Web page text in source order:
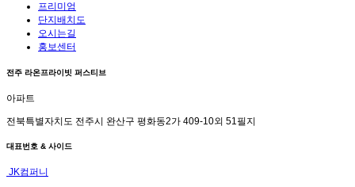
프리미엄
단지배치도
오시는길
홍보센터
전주 라온프라이빗 퍼스티브
아파트
전북특별자치도 전주시 완산구 평화동2가 409-10외 51필지
대표번호 & 사이드
JK컴퍼니